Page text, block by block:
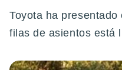
Toyota ha
filas de asientos está